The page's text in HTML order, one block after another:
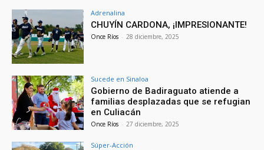
Adrenalina
CHUYÍN CARDONA, ¡IMPRESIONANTE!
Once Ríos - 28 diciembre, 2025
Sucede en Sinaloa
Gobierno de Badiraguato atiende a
familias desplazadas que se refugian
en Culiacán
Once Ríos - 27 diciembre, 2025
Súper-Acción